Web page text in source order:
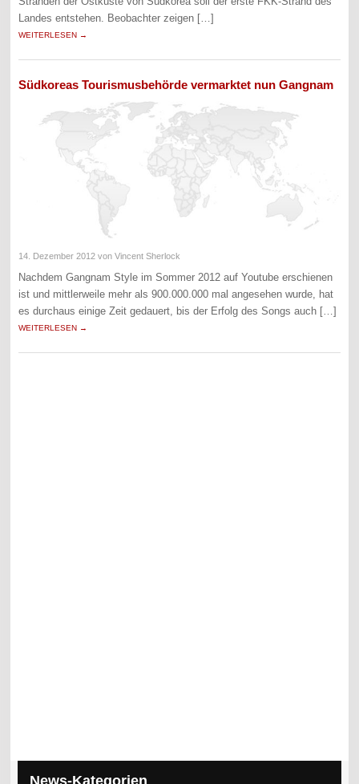
Landes entstehen. Beobachter zeigen […]
WEITERLESEN →
Südkoreas Tourismusbehörde vermarktet nun Gangnam
14. Dezember 2012 von Vincent Sherlock
Nachdem Gangnam Style im Sommer 2012 auf Youtube erschienen
ist und mittlerweile mehr als 900.000.000 mal angesehen wurde, hat
es durchaus einige Zeit gedauert, bis der Erfolg des Songs auch […]
WEITERLESEN →
News-Kategorien